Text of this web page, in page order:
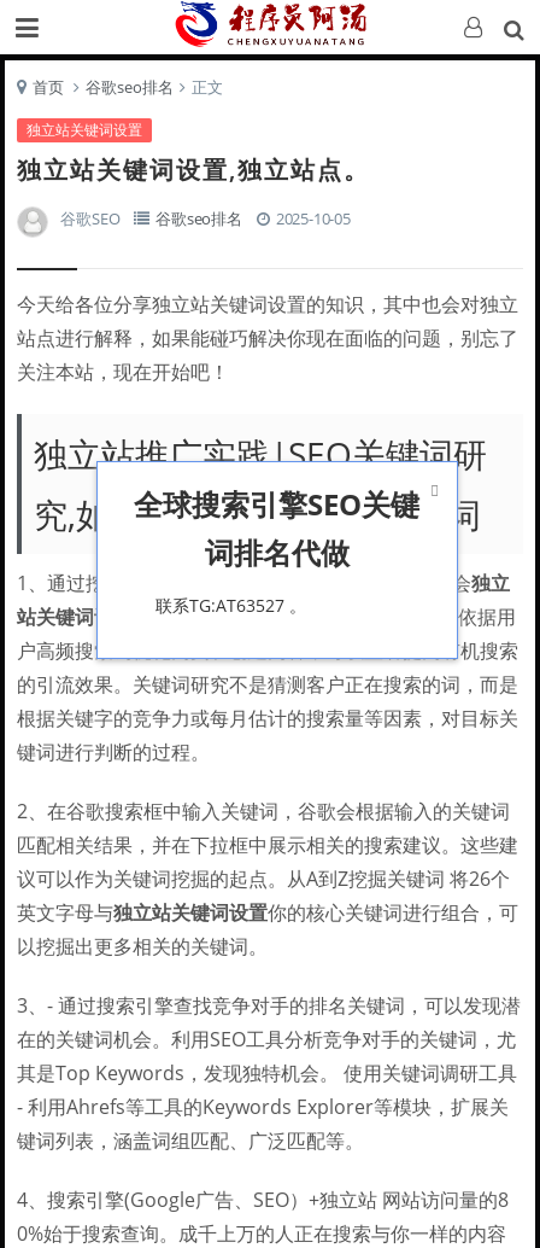
首页 谷歌seo排名 正文
独立站关键词设置
独立站关键词设置,独立站点。
谷歌SEO 谷歌seo排名 2025-10-05
今天给各位分享独立站关键词设置的知识，其中也会对独立
站点进行解释，如果能碰巧解决你现在面临的问题，别忘了
关注本站，现在开始吧！
独立站推广实践|SEO关键词研
究,如何找到潜在用户的搜索词
1、通过挖掘潜在客户的实际搜索内容来获取流量机会独立
站关键词设置
，设置搜索关键词是SEO流程的基础。依据用
户高频搜索词优化网页和创建内容，可以显著提高有机搜索
的引流效果。关键词研究不是猜测客户正在搜索的词，而是
根据关键字的竞争力或每月估计的搜索量等因素，对目标关
键词进行判断的过程。
2、在谷歌搜索框中输入关键词，谷歌会根据输入的关键词
匹配相关结果，并在下拉框中展示相关的搜索建议。这些建
议可以作为关键词挖掘的起点。从A到Z挖掘关键词 将26个
英文字母与独立站关键词设置你的核心关键词进行组合，可
以挖掘出更多相关的关键词。
3、- 通过搜索引擎查找竞争对手的排名关键词，可以发现潜
在的关键词机会。利用SEO工具分析竞争对手的关键词，尤
其是Top Keywords，发现独特机会。 使用关键词调研工具
- 利用Ahrefs等工具的Keywords Explorer等模块，扩展关
键词列表，涵盖词组匹配、广泛匹配等。
4、搜索引擎(Google广告、SEO）+独立站 网站访问量的8
0%始于搜索查询。成千上万的人正在搜索与你一样的内容

全球搜索引擎SEO关键
词排名代做
联系TG:AT63527 。